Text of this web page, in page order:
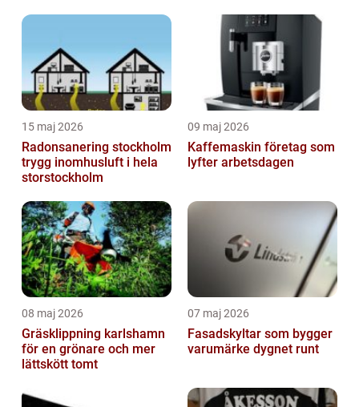
15 maj 2026
Radonsanering stockholm
trygg inomhusluft i hela
storstockholm
09 maj 2026
Kaffemaskin företag som
lyfter arbetsdagen
08 maj 2026
Gräsklippning karlshamn
för en grönare och mer
lättskött tomt
07 maj 2026
Fasadskyltar som bygger
varumärke dygnet runt